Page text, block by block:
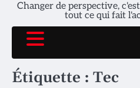
Changer de perspective,
tout ce qui fait
Étiquette : Tec